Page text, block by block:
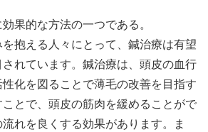
果的な方法の一つである。
抱える人々にとって、鍼治療は有望
れています。鍼治療は、頭皮の血行
化を図ることで薄毛の改善を目指す
とで、頭皮の筋肉を緩めることがで
れを良くする効果があります。ま